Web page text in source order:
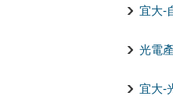
宜大-
光電
宜大-